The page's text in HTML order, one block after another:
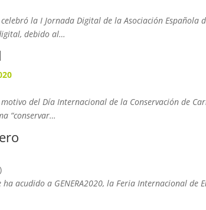
la I Jornada Digital de la Asociación Española
debido al…
del Día Internacional de la Conservación de
“conservar…
ha acudido a GENERA2020, la Feria Internacional